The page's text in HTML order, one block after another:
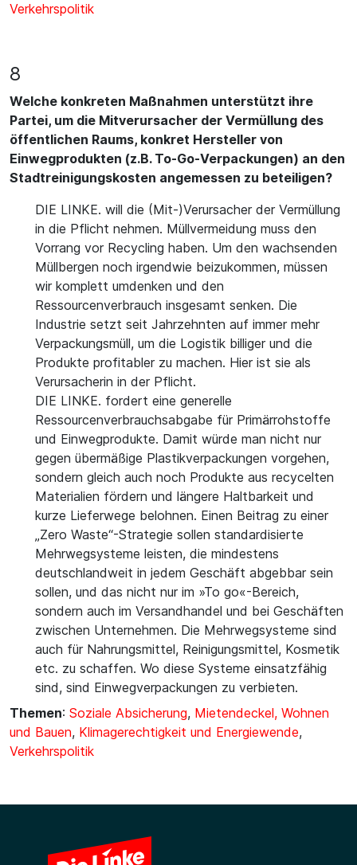
Verkehrspolitik
8
Welche konkreten Maßnahmen unterstützt ihre
Partei, um die Mitverursacher der Vermüllung des
öffentlichen Raums, konkret Hersteller von
Einwegprodukten (z.B. To-Go-Verpackungen) an den
Stadtreinigungskosten angemessen zu beteiligen?
DIE LINKE. will die (Mit-)Verursacher der Vermüllung
in die Pflicht nehmen. Müllvermeidung muss den
Vorrang vor Recycling haben. Um den wachsenden
Müllbergen noch irgendwie beizukommen, müssen
wir komplett umdenken und den
Ressourcenverbrauch insgesamt senken. Die
Industrie setzt seit Jahrzehnten auf immer mehr
Verpackungsmüll, um die Logistik billiger und die
Produkte profitabler zu machen. Hier ist sie als
Verursacherin in der Pflicht.
DIE LINKE. fordert eine generelle
Ressourcenverbrauchsabgabe für Primärrohstoffe
und Einwegprodukte. Damit würde man nicht nur
gegen übermäßige Plastikverpackungen vorgehen,
sondern gleich auch noch Produkte aus recycelten
Materialien fördern und längere Haltbarkeit und
kurze Lieferwege belohnen. Einen Beitrag zu einer
„Zero Waste“-Strategie sollen standardisierte
Mehrwegsysteme leisten, die mindestens
deutschlandweit in jedem Geschäft abgebbar sein
sollen, und das nicht nur im »To go«-Bereich,
sondern auch im Versandhandel und bei Geschäften
zwischen Unternehmen. Die Mehrwegsysteme sind
auch für Nahrungsmittel, Reinigungsmittel, Kosmetik
etc. zu schaffen. Wo diese Systeme einsatzfähig
sind, sind Einwegverpackungen zu verbieten.
Themen: Soziale Absicherung, Mietendeckel, Wohnen
und Bauen, Klimagerechtigkeit und Energiewende,
Verkehrspolitik